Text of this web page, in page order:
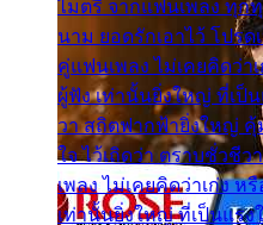
ไมตรี จากแฟนเพลง ทุ
นาม ยอดรักเอาไว้ โปรด
คู่แฟนเพลง ไม่เคยคิดว่า
ผู้ฟัง เท่านั้นยิ่งใหญ่ ที่เป็
วา สถิตฟากฟ้ายิ่งใหญ่ คุ้
ใจ ไว้เถิดว่า ตราบชั่วชี
เพลง ไม่เคยคิดว่าเก่ง
เท่านั้นยิ่งใหญ่ ที่เป็นแรง